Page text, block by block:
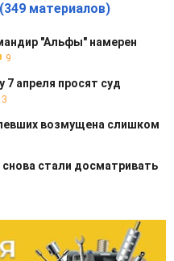
(349 материалов)
"Альфы" намерен
9
апреля просят суд
3
возмущена слишком
стали досматривать